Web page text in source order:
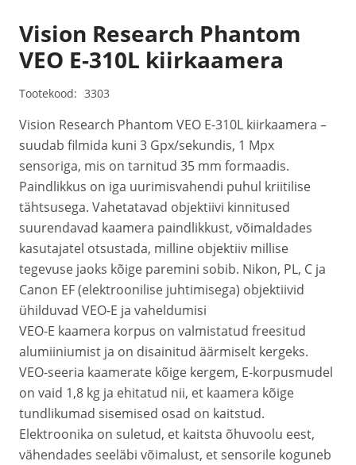
Vision Research Phantom
VEO E-310L kiirkaamera
Tootekood: 3303
Vision Research Phantom VEO E-310L kiirkaamera –
suudab filmida kuni 3 Gpx/sekundis, 1 Mpx
sensoriga, mis on tarnitud 35 mm formaadis.
Paindlikkus on iga uurimisvahendi puhul kriitilise
tähtsusega. Vahetatavad objektiivi kinnitused
suurendavad kaamera paindlikkust, võimaldades
kasutajatel otsustada, milline objektiiv millise
tegevuse jaoks kõige paremini sobib. Nikon, PL, C ja
Canon EF (elektroonilise juhtimisega) objektiivid
ühilduvad VEO-E ja vaheldumisi
VEO-E kaamera korpus on valmistatud freesitud
alumiiniumist ja on disainitud äärmiselt kergeks.
VEO-seeria kaamerate kõige kergem, E-korpusmudel
on vaid 1,8 kg ja ehitatud nii, et kaamera kõige
tundlikumad sisemised osad on kaitstud.
Elektroonika on suletud, et kaitsta õhuvoolu eest,
vähendades seeläbi võimalust, et sensorile koguneb